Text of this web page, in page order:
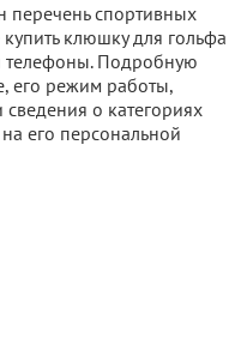
перечень спортивных
клюшку для гольфа
телефоны. Подробную
его режим работы,
о категориях
его персональной